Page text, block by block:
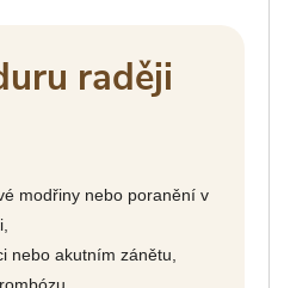
raději
modřiny nebo poranění v
nebo akutním zánětu,